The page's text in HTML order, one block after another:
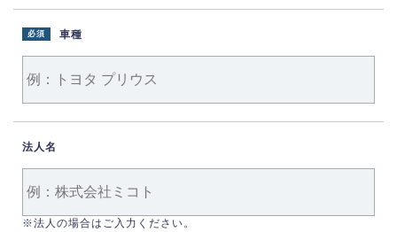
車種
必須
法人名
※法人の場合はご入力ください。